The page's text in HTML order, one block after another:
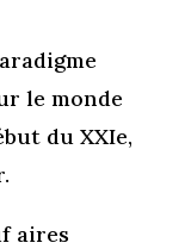
le monde
du XXIe,
aires